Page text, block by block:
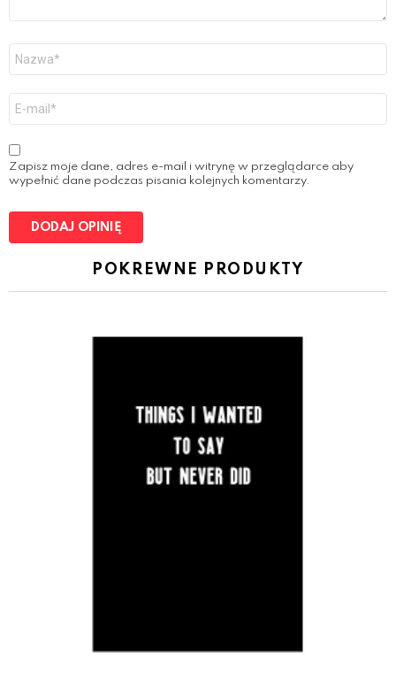
a
z
w
a
m
a
i
l
*
Zapisz moje dane, adres e-mail i witrynę w przeglądarce aby
wypełnić dane podczas pisania kolejnych komentarzy.
POKREWNE PRODUKTY